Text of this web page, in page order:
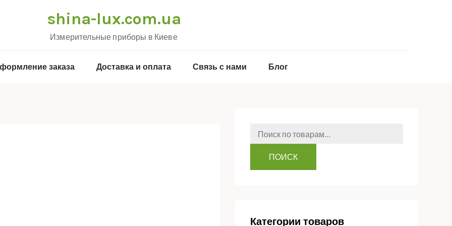
shina-lux.com.ua
Измерительные приборы в Киеве
заказа Доставка и оплата Связь с нами Блог
Искать:
ПОИСК
Категории товаров